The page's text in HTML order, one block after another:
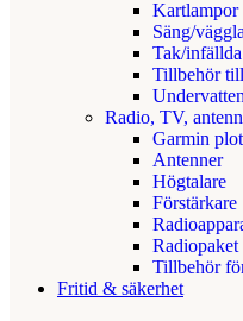
Kartlampor
Säng/
Tak/
Tillbehör
Radio, TV,
Garmin
Antenner
Högtalare
Förstärkare
Radiopaket
Tillbehör
Fritid & säkerhet